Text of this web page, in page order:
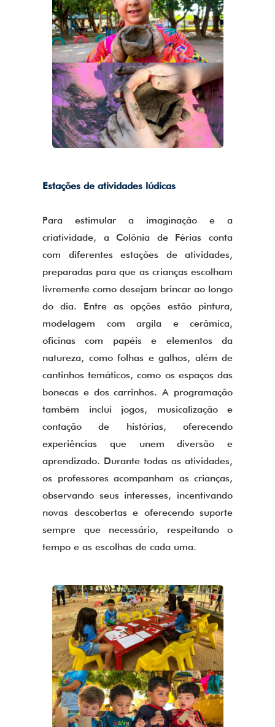
Estações de atividades lúdicas
Para estimular a imaginação e a
criatividade, a Colônia de Férias conta
com diferentes estações de atividades,
preparadas para que as crianças escolham
livremente como desejam brincar ao longo
do dia. Entre as opções estão pintura,
modelagem com argila e cerâmica,
oficinas com papéis e elementos da
natureza, como folhas e galhos, além de
cantinhos temáticos, como os espaços das
bonecas e dos carrinhos. A programação
também inclui jogos, musicalização e
contação de histórias, oferecendo
experiências que unem diversão e
aprendizado. Durante todas as atividades,
os professores acompanham as crianças,
observando seus interesses, incentivando
novas descobertas e oferecendo suporte
sempre que necessário, respeitando o
tempo e as escolhas de cada uma.